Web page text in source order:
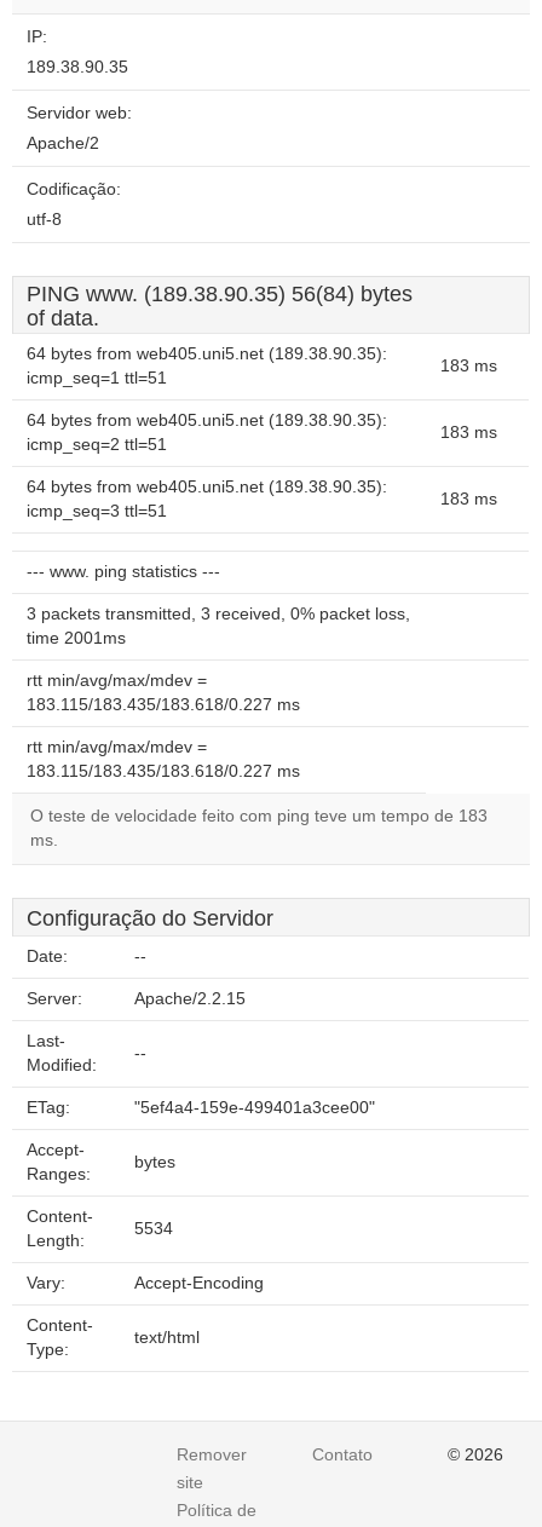
IP:
189.38.90.35
Servidor web:
Apache/2
Codificação:
utf-8
PING www. (189.38.90.35) 56(84) bytes
of data.
64 bytes from web405.uni5.net (189.38.90.35):
icmp_seq=1 ttl=51
183 ms
64 bytes from web405.uni5.net (189.38.90.35):
icmp_seq=2 ttl=51
183 ms
64 bytes from web405.uni5.net (189.38.90.35):
icmp_seq=3 ttl=51
183 ms
--- www. ping statistics ---
3 packets transmitted, 3 received, 0% packet loss,
time 2001ms
rtt min/avg/max/mdev =
183.115/183.435/183.618/0.227 ms
rtt min/avg/max/mdev =
183.115/183.435/183.618/0.227 ms
O teste de velocidade feito com ping teve um tempo de 183
ms.
Configuração do Servidor
Date: --
Server: Apache/2.2.15
Last-
Modified:
--
ETag: "5ef4a4-159e-499401a3cee00"
Accept-
Ranges:
bytes
Content-
Length:
5534
Vary: Accept-Encoding
Content-
Type:
text/html
Remover
site
Política de
Contato © 2026